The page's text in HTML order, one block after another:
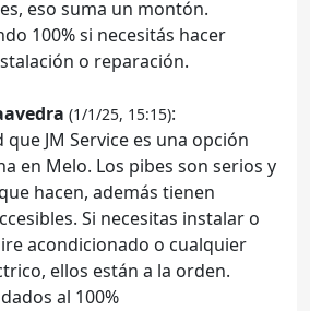
eso suma un montón.
100% si necesitás hacer
o reparación.
(1/1/25, 15:15):
que JM Service es una opción
en Melo. Los pibes son serios y
hacen, además tienen
Si necesitas instalar o
acondicionado o cualquier
ellos están a la orden.
al 100%